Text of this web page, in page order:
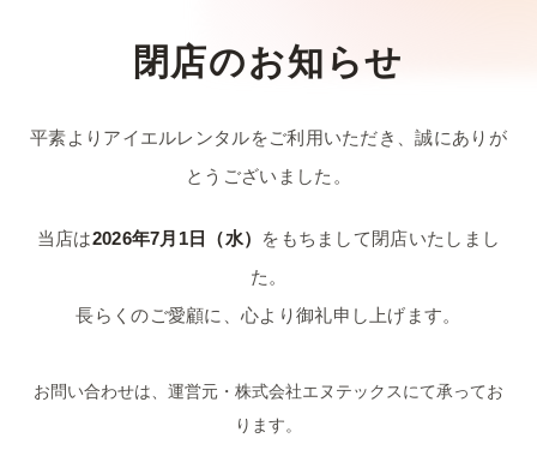
閉店のお知らせ
平素よりアイエルレンタルをご利用いただき、誠にありが
とうございました。
当店は2026年7月1日（水） をもちまして閉店いたしまし
た。
長らくのご愛顧に、心より御礼申し上げます。
お問い合わせは、運営元・株式会社エヌテックスにて承ってお
ります。